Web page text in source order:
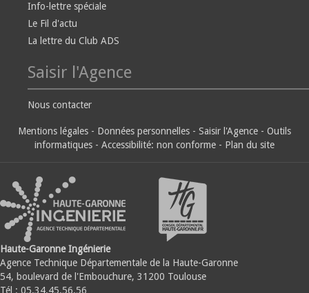
Info-lettre spéciale
Le Fil d'actu
La lettre du Club ADS
Saisir l'Agence
Nous contacter
Mentions légales - Données personnelles - Saisir l'Agence - Outils
informatiques - Accessibilité: non conforme - Plan du site
Haute-Garonne Ingénierie
Agence Technique Départementale de la Haute-Garonne
54, boulevard de l'Embouchure, 31200 Toulouse
Tél : 05.34.45.56.56